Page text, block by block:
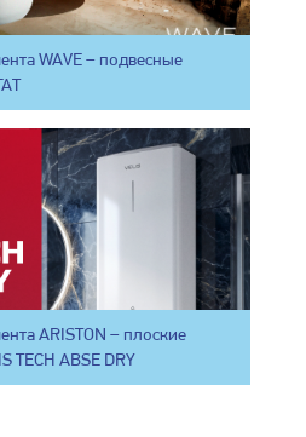
WAVE – подвесные
ARISTON – плоские
TECH ABSE DRY